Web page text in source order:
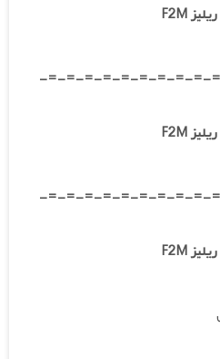
-=-=-=-=-=-=-=-=-=-
-=-=-=-=-=-=-=-=-=-